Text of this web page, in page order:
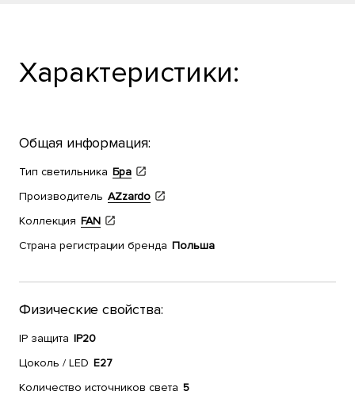
Характеристики:
Общая информация:
Тип светильника Бра
Производитель AZzardo
Коллекция FAN
Страна регистрации бренда Польша
Физические свойства:
IP защита IP20
Цоколь / LED E27
Количество источников света 5